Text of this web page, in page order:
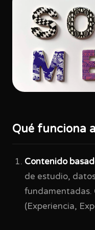
Qué funciona
Contenido
de estudio,
fundamentadas.
(Experiencia,